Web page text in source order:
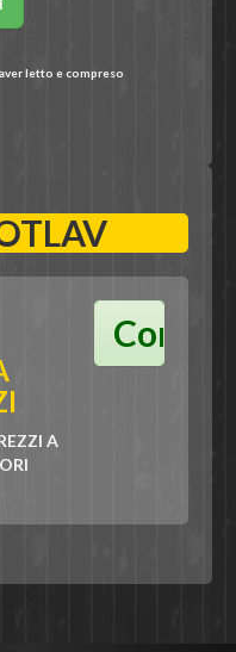
letto e compreso
A